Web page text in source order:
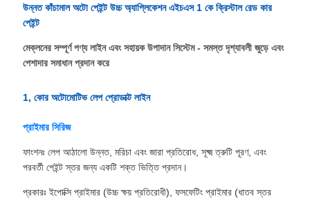
উন্নত কাঁচামাল অটো পেইন্ট উচ্চ অ্যাপ্লিকেশন এইচএস 1 কে ক্রিস্টাল রেড কার
পেইন্ট
মেক্লনের সম্পূর্ণ পণ্য লাইন এবং সহায়ক উপাদান সিস্টেম - সমস্ত দৃশ্যাবলী জুড়ে এবং
পেশাদার সমাধান প্রদান করে
1, কোর অটোমোটিভ লেপ প্রোডাক্ট লাইন
প্রাইমার সিরিজ
ফাংশনঃ লেপ আঠালো উন্নত, মরিচা এবং জারা প্রতিরোধ, সূক্ষ্ম ত্রুটি পূরণ, এবং
পরবর্তী পেইন্ট স্তর জন্য একটি শক্ত ভিত্তি প্রদান।
প্রকারঃ ইপোক্সি প্রাইমার (উচ্চ ক্ষয় প্রতিরোধী), ফসফেটিং প্রাইমার (ধাতব স্তর